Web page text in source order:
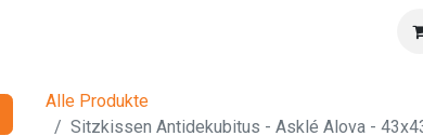
Alle Produkte
Sitzkissen Antidekubitus - Asklé Alova -